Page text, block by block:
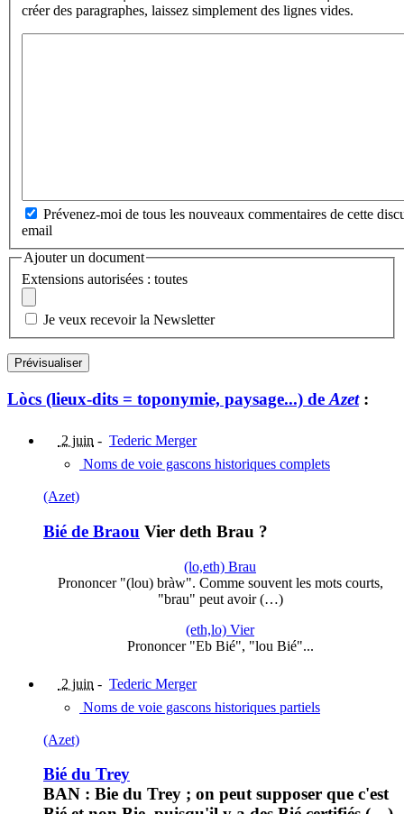
créer des paragraphes, laissez simplement des lignes vides.
Prévenez-moi de tous les nouveaux commentaires de cette
email
Ajouter un document
Extensions autorisées : toutes
Je veux recevoir la Newsletter
Lòcs (lieux-dits = toponymie, paysage...) de Azet:
2 juin - Tederic Merger
Noms de voie gascons historiques complets
(Azet)
Bié de Braou Vier deth Brau ?
(lo,eth) Brau
Prononcer "(lou) bràw". Comme souvent les mots courts,
"brau" peut avoir (…)
(eth,lo) Vier
Prononcer "Eb Bié", "lou Bié"...
2 juin - Tederic Merger
Noms de voie gascons historiques partiels
(Azet)
Bié du Trey
BAN : Bie du Trey ; on peut supposer que c'est